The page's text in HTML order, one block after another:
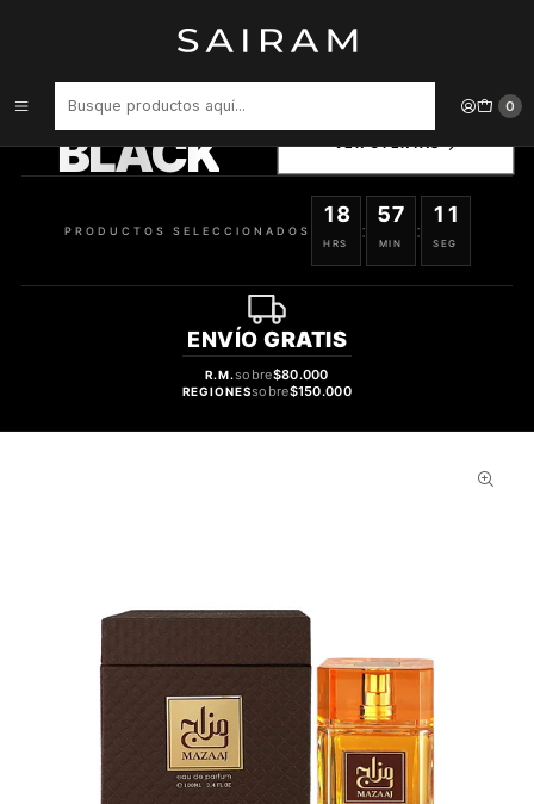
0
PERFUME ZIMAYA MAZAAJ UNISEX EDP 100 ML
BLACK
SELECCIONADOS
PRODUCTOS SELECCIONADOS
18
HRS
:
57
MIN
:
10
SEG
ENVÍO GRATIS
R.M.sobre$80.000
REGIONESsobre$150.000